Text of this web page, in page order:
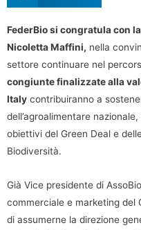
FederBio si congratula con
Nicoletta Maffini, nella
settore continuare nel
congiunte finalizzate alla
Italy contribuiranno a
dell’agroalimentare
obiettivi del Green Deal e
Biodiversità.
Già Vice presidente di
commerciale e marketing del
di assumerne la direzione